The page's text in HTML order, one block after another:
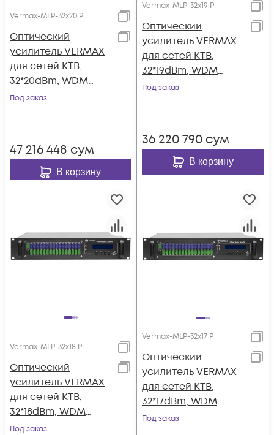
Vermax-MLP-32x20 P
Оптический
усилитель VERMAX
для сетей КТВ,
32*20dBm, WDM
фильтр PON
Под заказ
47 216 448 сум
В корзину
Vermax-MLP-32x19 P
Оптический
усилитель VERMAX
для сетей КТВ,
32*19dBm, WDM
фильтр PON
Под заказ
36 220 790 сум
В корзину
Vermax-MLP-32x18 P
Оптический
усилитель VERMAX
для сетей КТВ,
32*18dBm, WDM
фильтр PON
Под заказ
Vermax-MLP-32x17 P
Оптический
усилитель VERMAX
для сетей КТВ,
32*17dBm, WDM
фильтр PON
Под заказ